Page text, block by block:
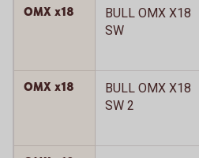
OMX x18
BULL OMX X18
SW
OMX x18
BULL OMX X18
SW 2